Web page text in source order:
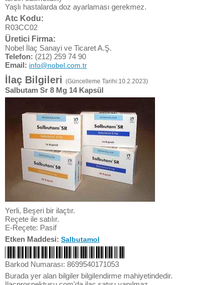
Yaşlı hastalarda doz ayarlaması gerekmez.
Atc Kodu:
R03CC02
Üretici Firma:
Nobel İlaç Sanayi ve Ticaret A.Ş.
Telefon: (212) 259 74 90
Email: info@nobel.com.tr
İlaç Bilgileri (Güncelleme Tarihi:10.2.2023)
Salbutam Sr 8 Mg 14 Kapsül
Yerli, Beşeri bir ilaçtır.
Reçete ile satılır.
E-Reçete: Pasif
Etken Maddesi: Salbutamol
Barkod Numarası: 8699540171053
Burada yer alan bilgiler bilgilendirme mahiyetindedir.